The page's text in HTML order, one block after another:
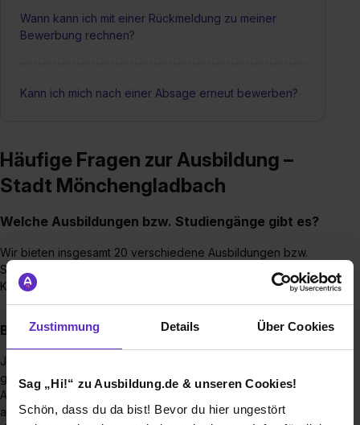
Zustimmung Details Über Cookies
Sag „Hi!“ zu Ausbildung.de & unseren Cookies!
Schön, dass du da bist! Bevor du hier ungestört
Wann kann ich mit einer Rückmeldung zu meiner
Bewerbung rechnen?
Kann ich mich nach einer Absage erneut bewerben?
Häufige Fragen zur Ausbildung –
Stadt Mönchengladbach
Welche Ausbildungen bzw. Studiengänge gibt es?
Wir bieten insgesamt 20 verschiedene Ausbildungen bzw.
Studiengänge an. Schau dich gerne auf unserer
Karriereseite um.
Bietet ihr eine Ausbildungs-/Studienberatung an?
Ja, unser Ausbildungsberater Jan Hüsges unterstützt dich
gerne bei der Suche nach einem passenden
Ausbildungs-/Studienplatz bei uns. Vereinbare dafür einfach
auf unserer Karriereseite einen Rückruf mit ihm oder ruf ihn